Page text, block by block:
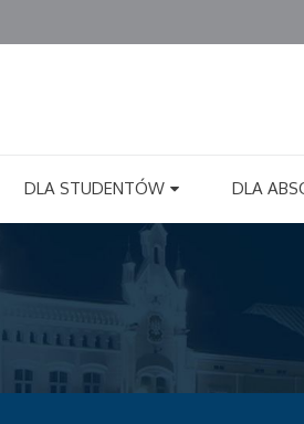
DLA STUDENTÓW DLA